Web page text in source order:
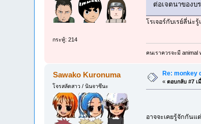
กระทู้: 214
ต่อเจตนาของบ
โรเจอร์กับเรย์ลี่น่ะ
คนเราควรจะมี animal
Sawako Kuronuma
โจรสลัดสาว / นินจาซึนะ
Re: monkey
«ตอบกลับ #7 เ
อาจจะเคยรู้จักกันแ